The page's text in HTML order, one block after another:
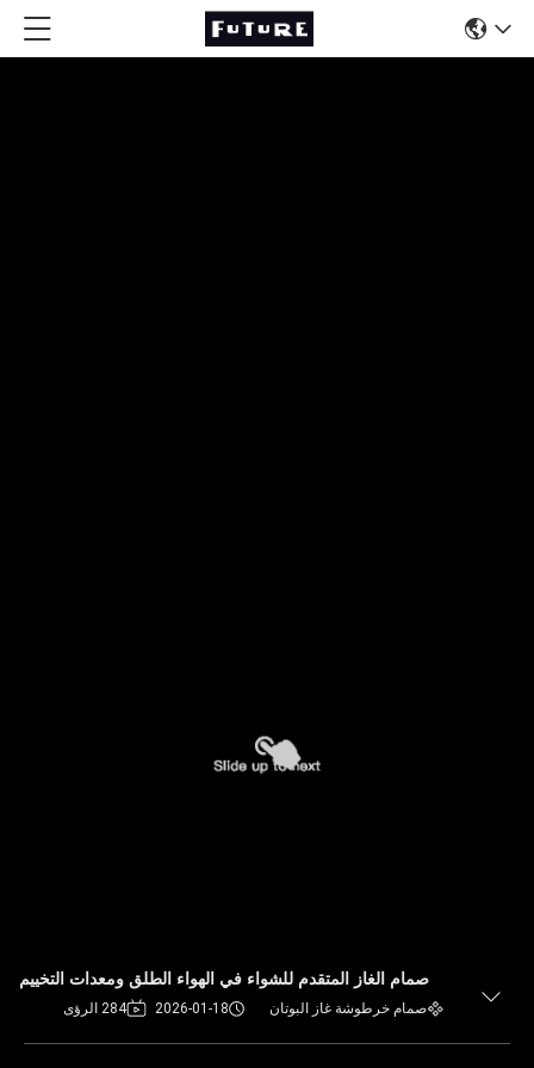
صمام الغاز المتقدم للشواء في الهواء الطلق ومعدات التخييم
صمام خرطوشة غاز البوتان 2026-01-18 284 الرؤى